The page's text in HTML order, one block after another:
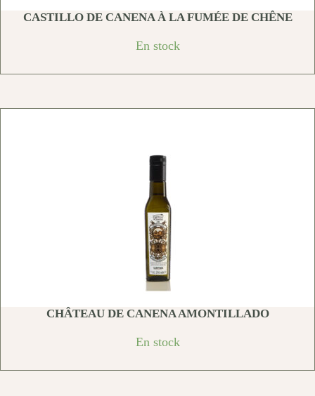
CASTILLO DE CANENA À LA FUMÉE DE CHÊNE
En stock
CHÂTEAU DE CANENA AMONTILLADO
En stock